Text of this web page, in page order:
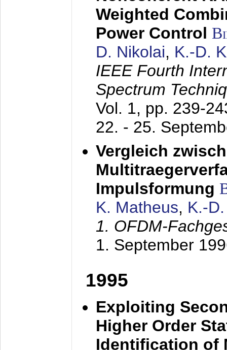
Weighted
Power Control
D. Nikolai, K.-D.
IEEE Fourth
Spectrum
Vol. 1, pp. 239-
22. - 25.
Vergleich
Impulsformung
K. Matheus, K.-
1. OFDM-
1. September
1995
Exploiting
Higher Order
Identification of